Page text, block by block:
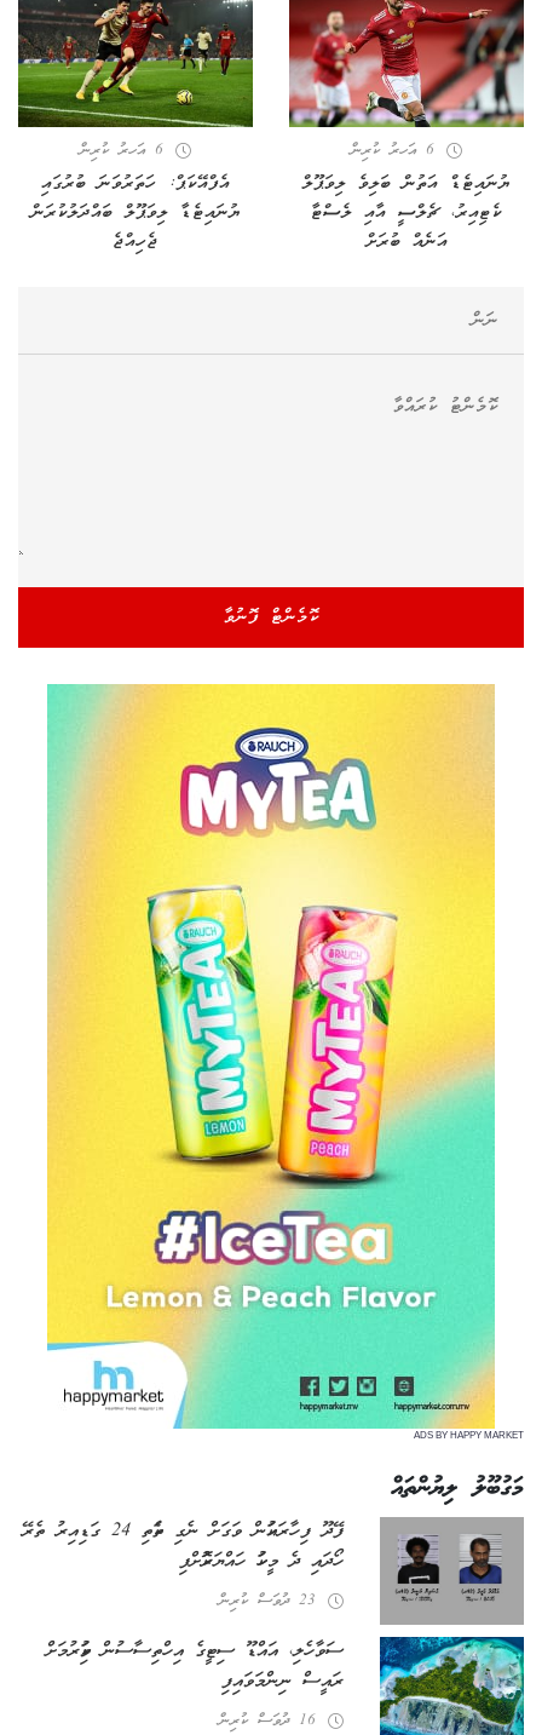
6 އަހރު ކުރިން
ޔުނައިޓެޑް އަތުން ބަލިވެ ލިވަޕޫލް
ކެޓިއިރު، ޗެލްސީ އާއި ލެސްޓާ
އަނެއް ބުރަށް
6 އަހރު ކުރިން
އެފްއޭކަޕް: ހަތަރުވަނަ ބުރުގައި
ޔުނައިޓެޑާ ލިވަޕޫލް ބައްދަލުކުރަން
ޖެހިއްޖެ
ADS BY HAPPY MARKET
މަގުބޫލު ލިޔުންތައް
ފޭދޫ ފިހާރައަކުން ވަގަށް ނެގި ތަކެތި 24 ގަޑިއިރު ތެރޭ
ހޯދައި ދެ މީހަކު ހައްޔަރުކޮށްފި
23 ދުވަސް ކުރިން
ސަވާހެލި، އައްޑޫ ސިޓީގެ އިހްތިސާސުން ވަކިކުރުމަށް
ރައީސް ނިންމަވައިފި
16 ދުވަސް ކުރިން